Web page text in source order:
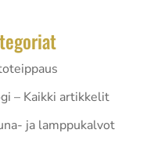
– Kaikki artikkelit
ja lamppukalvot